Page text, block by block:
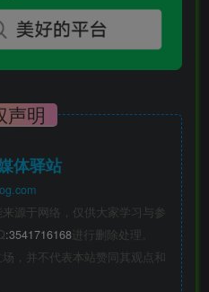
声明
体驿站
源于网络，仅供大家学习与参
:3541716168进行删除处理。
，并不代表本站赞同其观点和